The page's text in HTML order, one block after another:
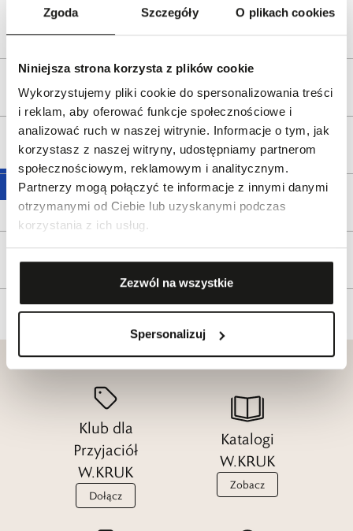
Zgoda Szczegóły O plikach cookies
Niniejsza strona korzysta z plików cookie
Wykorzystujemy pliki cookie do spersonalizowania treści
i reklam, aby oferować funkcje społecznościowe i
analizować ruch w naszej witrynie. Informacje o tym, jak
korzystasz z naszej witryny, udostępniamy partnerom
społecznościowym, reklamowym i analitycznym.
Partnerzy mogą połączyć te informacje z innymi danymi
otrzymanymi od Ciebie lub uzyskanymi podczas
korzystania z ich usług.
Zezwól na wszystkie
Spersonalizuj
Opis produktu
Wysyłka
Reklamacje i zwroty
Tagi
Klub dla
Przyjaciół
W.KRUK
Dołącz
Katalogi
W.KRUK
Zobacz